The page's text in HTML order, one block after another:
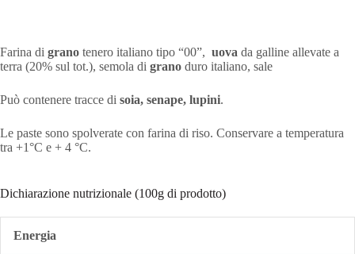
Farina di grano tenero italiano tipo “00”, uova da galline allevate a
terra (20% sul tot.), semola di grano duro italiano, sale
Può contenere tracce di soia, senape, lupini.
Le paste sono spolverate con farina di riso. Conservare a temperatura
tra +1°C e + 4 °C.
Dichiarazione nutrizionale (100g di prodotto)
Energia